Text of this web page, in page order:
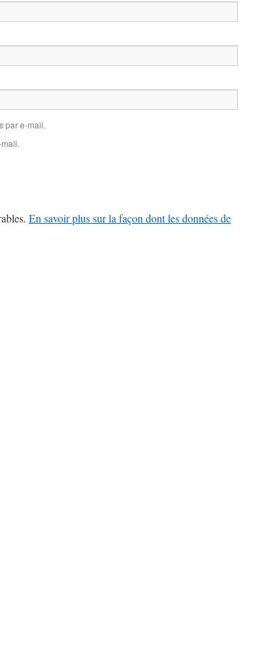
par e-mail.
En savoir plus sur la façon dont les données de